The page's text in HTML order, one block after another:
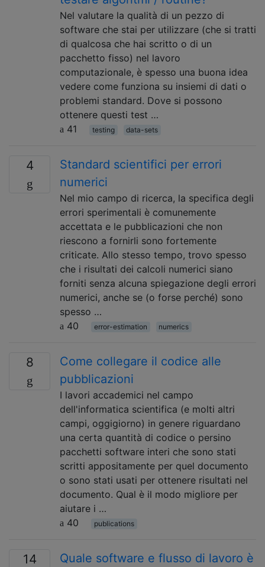
Nel valutare la qualità di un pezzo di
software che stai per utilizzare (che si tratti
di qualcosa che hai scritto o di un
pacchetto fisso) nel lavoro
computazionale, è spesso una buona idea
vedere come funziona su insiemi di dati o
problemi standard. Dove si possono
ottenere questi test …
41
testing data-sets
4
Standard scientifici per errori
numerici
Nel mio campo di ricerca, la specifica degli
errori sperimentali è comunemente
accettata e le pubblicazioni che non
riescono a fornirli sono fortemente
criticate. Allo stesso tempo, trovo spesso
che i risultati dei calcoli numerici siano
forniti senza alcuna spiegazione degli errori
numerici, anche se (o forse perché) sono
spesso …
40
error-estimation numerics
8
Come collegare il codice alle
pubblicazioni
I lavori accademici nel campo
dell'informatica scientifica (e molti altri
campi, oggigiorno) in genere riguardano
una certa quantità di codice o persino
pacchetti software interi che sono stati
scritti appositamente per quel documento
o sono stati usati per ottenere risultati nel
documento. Qual è il modo migliore per
aiutare i …
40
publications
14
Quale software e flusso di lavoro è